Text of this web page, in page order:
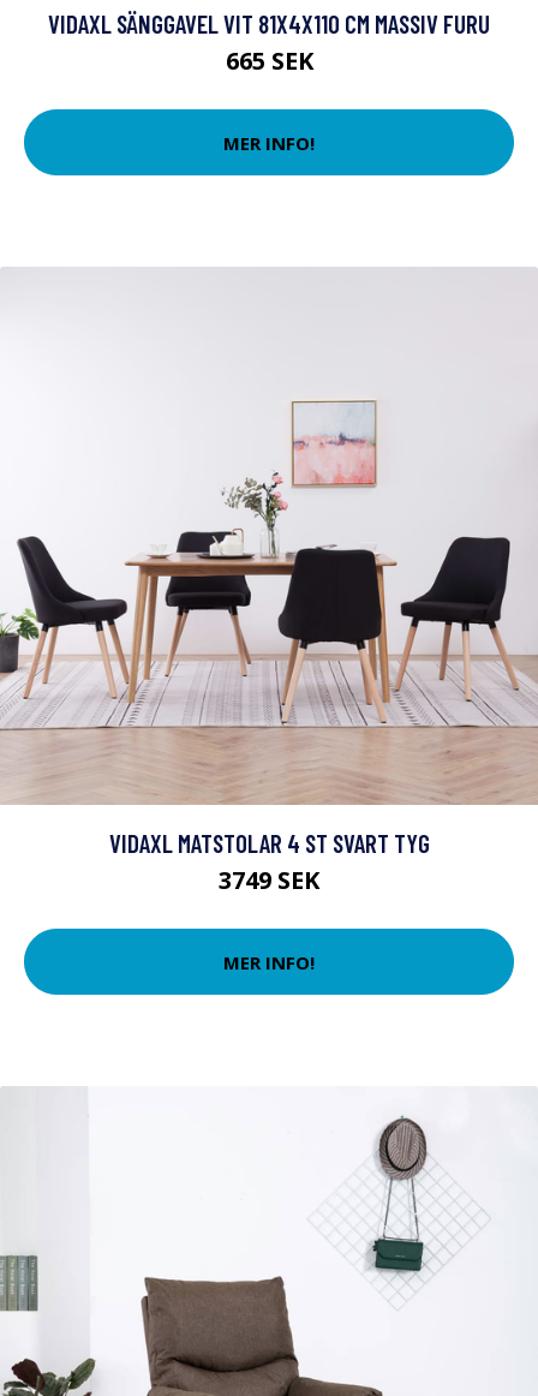
VIDAXL SÄNGGAVEL VIT 81X4X110 CM MASSIV FURU
665 SEK
MER INFO!
VIDAXL MATSTOLAR 4 ST SVART TYG
3749 SEK
MER INFO!